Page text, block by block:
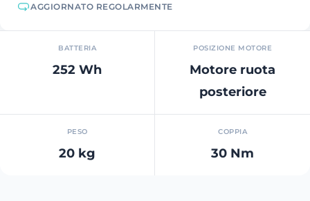
AGGIORNATO REGOLARMENTE
BATTERIA
252 Wh
POSIZIONE MOTORE
Motore ruota
posteriore
PESO
20 kg
COPPIA
30 Nm